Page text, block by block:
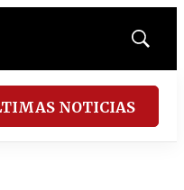
Mostrar
NOTICIAS